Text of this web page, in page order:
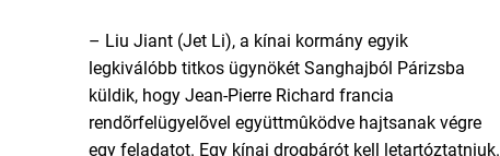
– Liu Jiant (Jet Li), a kínai kormány egyik
legkiválóbb titkos ügynökét Sanghajból Párizsba
küldik, hogy Jean-Pierre Richard francia
rendõrfelügyelõvel együttmûködve hajtsanak végre
egy feladatot. Egy kínai drogbárót kell letartóztatniuk.